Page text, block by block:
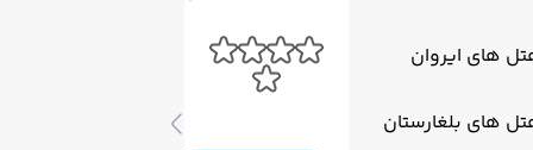
های ایروان
های بلغارستان